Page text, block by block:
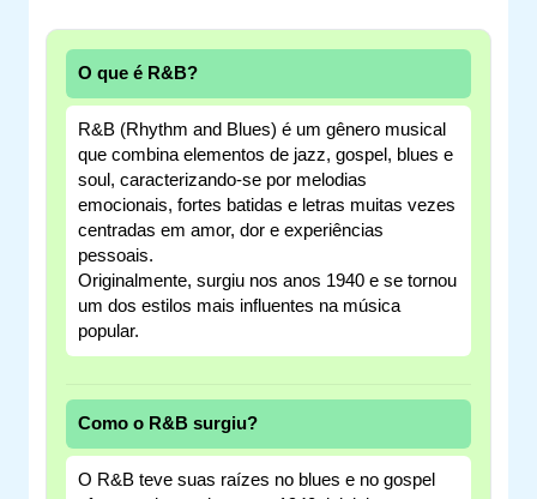
O que é R&B?
R&B (Rhythm and Blues) é um gênero musical
que combina elementos de jazz, gospel, blues e
soul, caracterizando-se por melodias
emocionais, fortes batidas e letras muitas vezes
centradas em amor, dor e experiências
pessoais.
Originalmente, surgiu nos anos 1940 e se tornou
um dos estilos mais influentes na música
popular.
Como o R&B surgiu?
O R&B teve suas raízes no blues e no gospel